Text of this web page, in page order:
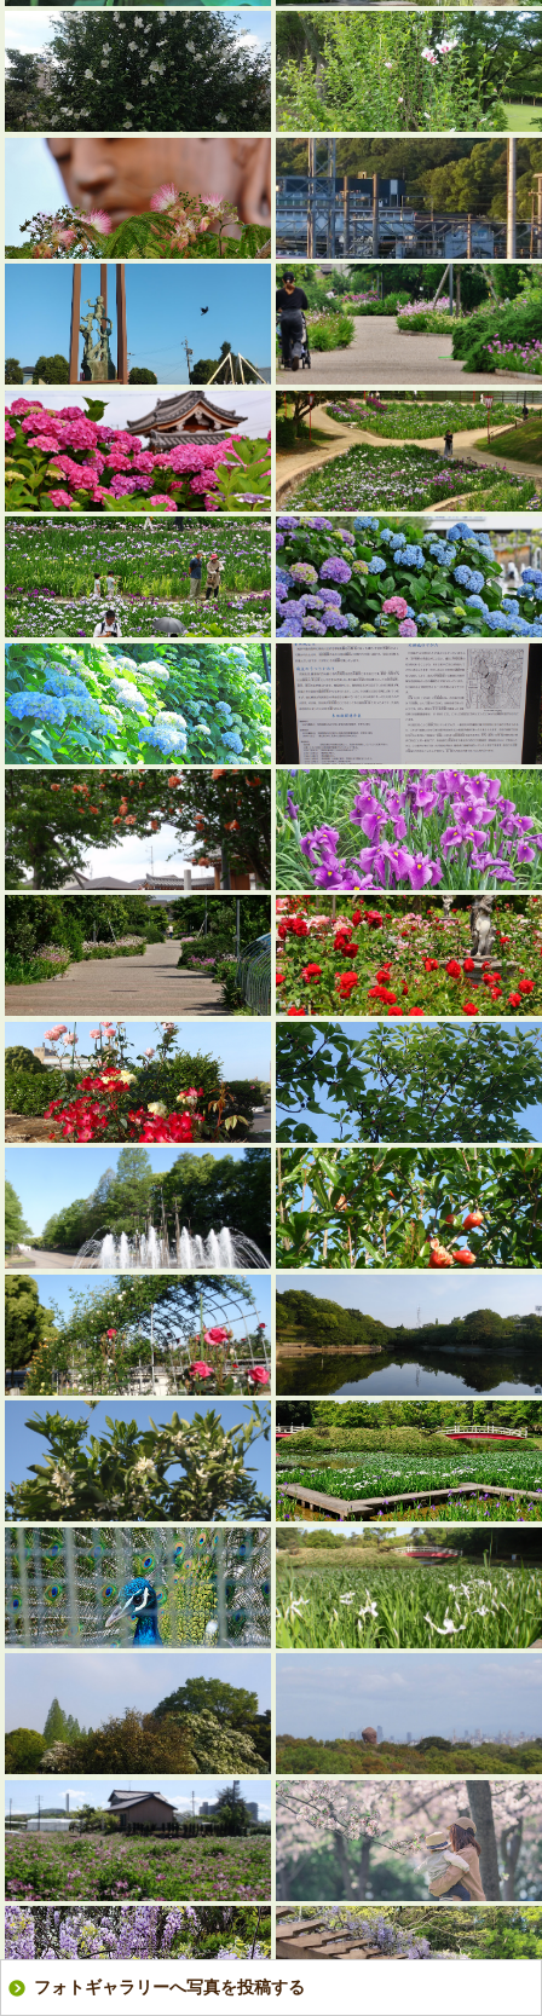
フォトギャラリーへ写真を投稿する